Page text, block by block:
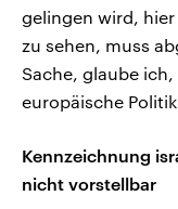
gelingen wird,
zu sehen, muss
Sache, glaube
europäische
Kennzeichnung
nicht vorstellbar